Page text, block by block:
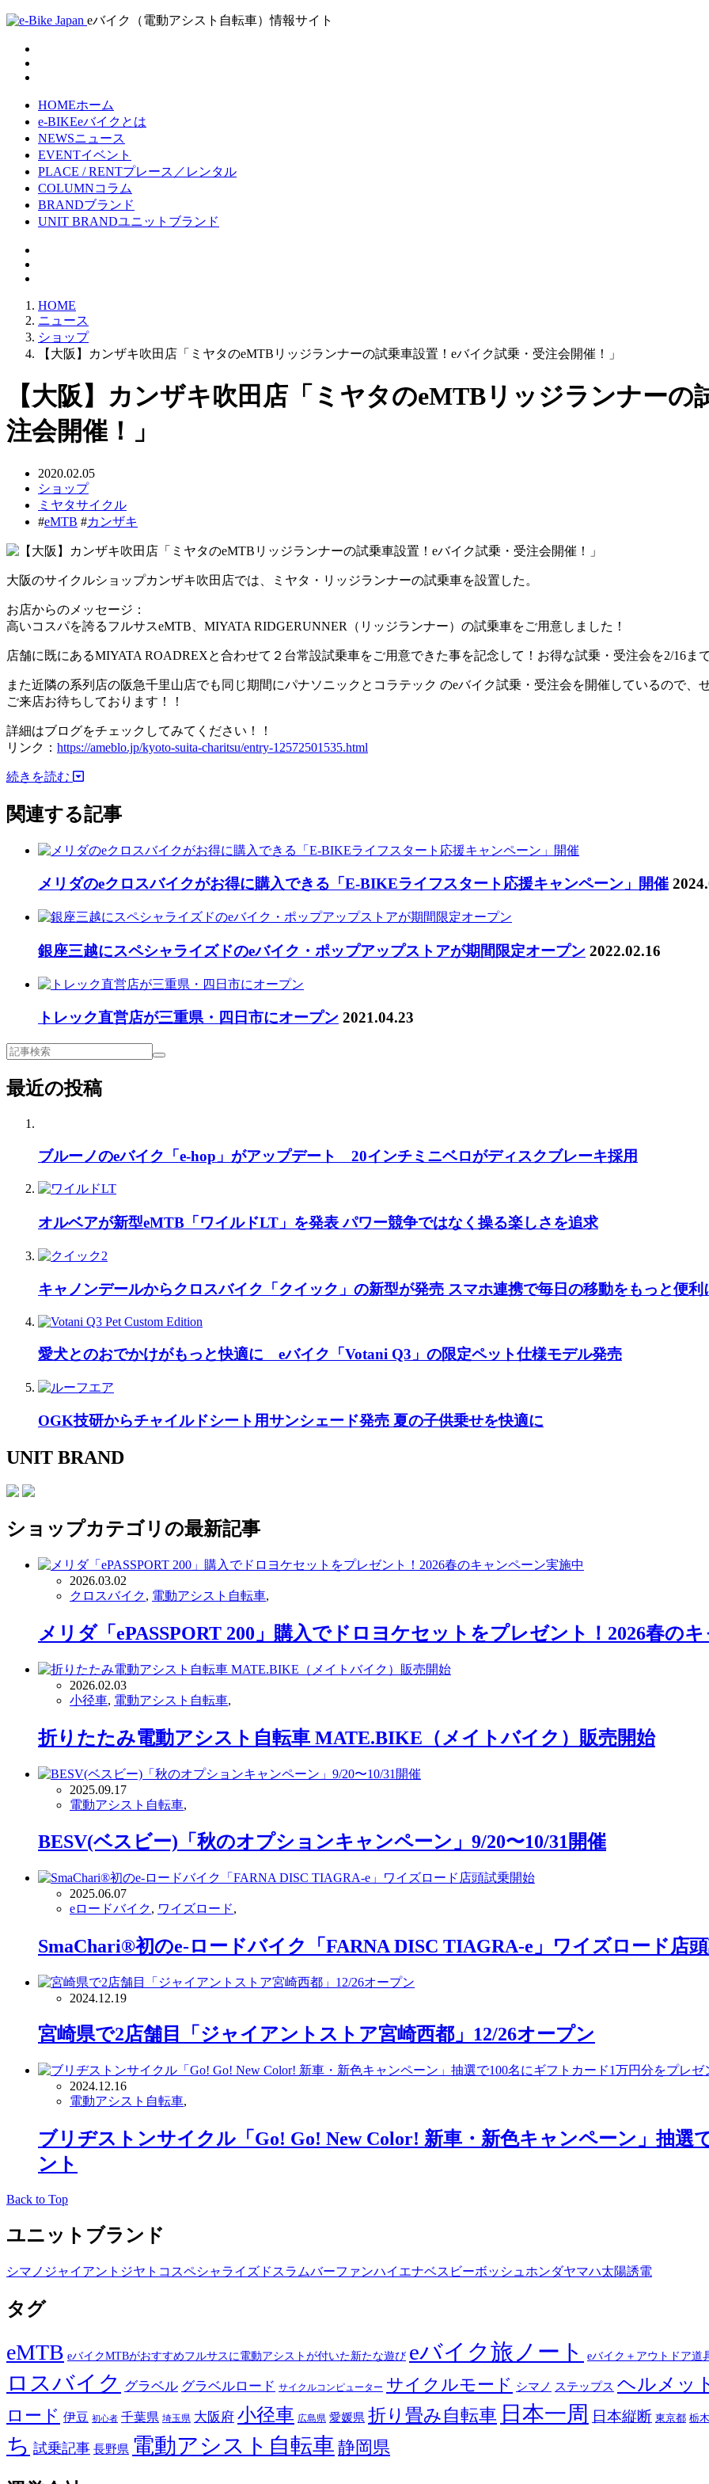
eバイク（電動アシスト自転車）情報サイト
HOMEホーム
e-BIKEeバイクとは
NEWSニュース
EVENTイベント
PLACE / RENTプレース／レンタル
COLUMNコラム
BRANDブランド
UNIT BRANDユニットブランド
HOME
ニュース
ショップ
【大阪】カンザキ吹田店「ミヤタのeMTBリッジランナーの試乗車設置！eバイク試乗・受注会開催！」
【大阪】カンザキ吹田店「ミヤタのeMTBリッジランナーの
注会開催！」
2020.02.05
ショップ
ミヤタサイクル
#eMTB #カンザキ
大阪のサイクルショップカンザキ吹田店では、ミヤタ・リッジランナーの試乗車を設置した。
お店からのメッセージ：
高いコスパを誇るフルサスeMTB、MIYATA RIDGERUNNER（リッジランナー）の試乗車をご用意しました！
店舗に既にあるMIYATA ROADREXと合わせて２台常設試乗車をご用意できた事を記念して！お得な試乗・受注会を2/16ま
また近隣の系列店の阪急千里山店でも同じ期間にパナソニックとコラテック のeバイク試乗・受注会を開催しているので、
ご来店お待ちしております！！
詳細はブログをチェックしてみてください！！
リンク： https://ameblo.jp/kyoto-suita-charitsu/entry-12572501535.html
続きを読む
関連する記事
メリダのeクロスバイクがお得に購入できる「E-BIKEライフスタート応援キャンペーン」開催
銀座三越にスペシャライズドのeバイク・ポップアップストアが期間限定オープン 2022.02.16
トレック直営店が三重県・四日市にオープン 2021.04.23
最近の投稿
ブルーノのeバイク「e-hop」がアップデート 20インチミニベロがディスクブレーキ採用
オルベアが新型eMTB「ワイルドLT」を発表 パワー競争ではなく操る楽しさを追求
キャノンデールからクロスバイク「クイック」の新型が発売 スマホ連携で毎日の移動をもっと便利
愛犬とのおでかけがもっと快適に eバイク「Votani Q3」の限定ペット仕様モデル発売
OGK技研からチャイルドシート用サンシェード発売 夏の子供乗せを快適に
UNIT BRAND
ショップカテゴリの最新記事
2026.03.02
クロスバイク, 電動アシスト自転車,
メリダ「ePASSPORT 200」購入でドロヨケセットをプレゼント！2026春の
2026.02.03
小径車, 電動アシスト自転車,
折りたたみ電動アシスト自転車 MATE.BIKE（メイトバイク）販売開始
2025.09.17
電動アシスト自転車,
BESV(ベスビー)「秋のオプションキャンペーン」9/20〜10/31開催
2025.06.07
eロードバイク, ワイズロード,
SmaChari®︎初のe-ロードバイク「FARNA DISC TIAGRA-e」ワイズロード店
2024.12.19
宮崎県で2店舗目「ジャイアントストア宮崎西都」12/26オープン
2024.12.16
電動アシスト自転車,
ブリヂストンサイクル「Go! Go! New Color! 新車・新色キャンペーン」抽選
ント
Back to Top
ユニットブランド
シマノ ジャイアント ジヤトコ スペシャライズド スラムバーファンハイエナベスビーボッシュ ホンダヤマハ太陽誘電
タグ
eMTB eバイクMTBがおすすめフルサスに電動アシストが付いた新たな遊び eバイク旅ノート eバイク＋アウトドア道
ロスバイク グラベル グラベルロード サイクルコンピューター サイクルモード シマノ ステップス ヘルメッ
ロード 伊豆 初心者 千葉県 埼玉県 大阪府 小径車 広島県 愛媛県 折り畳み自転車 日本一周 日本縦断 東京都 栃
ち 試乗記事 長野県 電動アシスト自転車 静岡県